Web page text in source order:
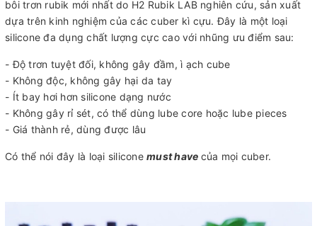
bôi trơn rubik mới nhất do H2 Rubik LAB nghiên cứu, sản xuất
dựa trên kinh nghiệm của các cuber kì cựu. Đây là một loại
silicone đa dụng chất lượng cực cao với nhũng ưu điểm sau:
- Độ trơn tuyệt đối, không gây đầm, ì ạch cube
- Không độc, không gây hại da tay
- Ít bay hơi hơn silicone dạng nước
- Không gây rỉ sét, có thể dùng lube core hoặc lube pieces
- Giá thành rẻ, dùng được lâu
Có thể nói đây là loại silicone must have của mọi cuber.